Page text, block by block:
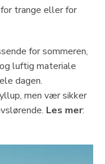
trange eller for
for sommeren,
luftig materiale
dagen.
men vær sikker
Les mer: